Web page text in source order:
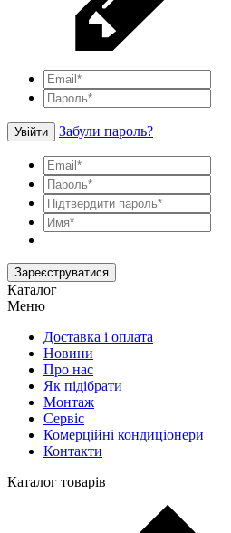
Увійти Забули пароль?
Зареєструватися
Каталог
Меню
Доставка і оплата
Новини
Про нас
Як підібрати
Монтаж
Сервіс
Комерційні кондиціонери
Контакти
Каталог товарів